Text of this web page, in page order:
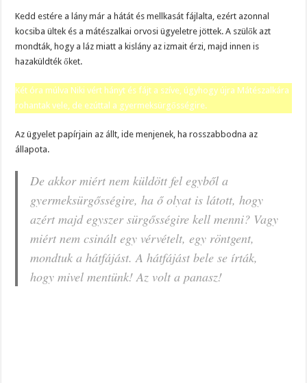
Kedd estére a lány már a hátát és mellkasát fájlalta, ezért azonnal
kocsiba ültek és a mátészalkai orvosi ügyeletre jöttek. A szülők azt
mondták, hogy a láz miatt a kislány az izmait érzi, majd innen is
hazaküldték őket.
Két óra múlva Niki vért hányt és fájt a szíve, úgyhogy újra Mátészalkára
rohantak vele, de ezúttal a gyermeksürgősségire.
Az ügyelet papírjain az állt, ide menjenek, ha rosszabbodna az
állapota.
De akkor miért nem küldött fel egyből a
gyermeksürgősségire, ha ő olyat is látott, hogy
azért majd egyszer sürgősségire kell menni? Vagy
miért nem csinált egy vérvételt, egy röntgent,
mondtuk a hátfájást. A hátfájást bele se írták,
hogy mivel mentünk! Az volt a panasz!